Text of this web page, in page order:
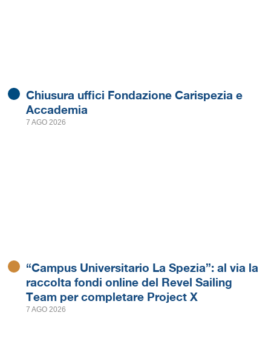
Chiusura uffici Fondazione Carispezia e
Accademia
7 AGO 2026
“Campus Universitario La Spezia”: al via la
raccolta fondi online del Revel Sailing
Team per completare Project X
7 AGO 2026